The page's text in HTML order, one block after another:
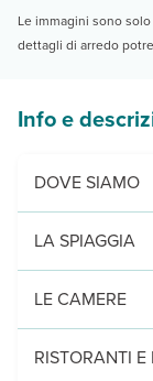
Le immagini sono
dettagli di arredo
Info e
DOVE SIAMO
Ao Nang, di
LA SPIAGGIA
Ao Nang, di
LE CAMERE
156 camere tra
RISTORANTI E